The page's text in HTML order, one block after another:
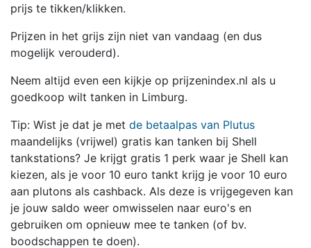
prijs te tikken/klikken.
Prijzen in het grijs zijn niet van vandaag (en dus
mogelijk verouderd).
Neem altijd even een kijkje op prijzenindex.nl als u
goedkoop wilt tanken in Limburg.
Tip: Wist je dat je met de betaalpas van Plutus
maandelijks (vrijwel) gratis kan tanken bij Shell
tankstations? Je krijgt gratis 1 perk waar je Shell kan
kiezen, als je voor 10 euro tankt krijg je voor 10 euro
aan plutons als cashback. Als deze is vrijgegeven kan
je jouw saldo weer omwisselen naar euro's en
gebruiken om opnieuw mee te tanken (of bv.
boodschappen te doen).